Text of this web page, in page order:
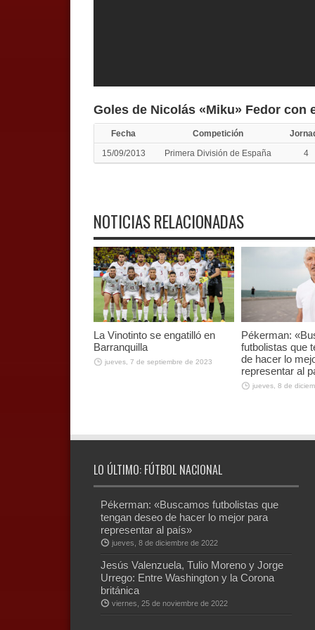
Goles de Nicolás «Miku» Fedor con
Fecha Competición
15/09/2013
Primera División de España 4
NOTICIAS RELACIONADAS
La Vinotinto se engatilló en
Barranquilla
jueves, 7 de septiembre de 2023
Pékerman:
futbolistas que
de hacer lo
representar al
jueves, 8 de
LO ÚLTIMO: FÚTBOL NACIONAL
Pékerman: «Buscamos futbolistas que
tengan deseo de hacer lo mejor para
representar al país»
jueves, 8 de diciembre de 2022
Jesús Valenzuela, Tulio Moreno y Jorge
Urrego: Entre Washington y la Corona
británica
viernes, 25 de noviembre de 2022